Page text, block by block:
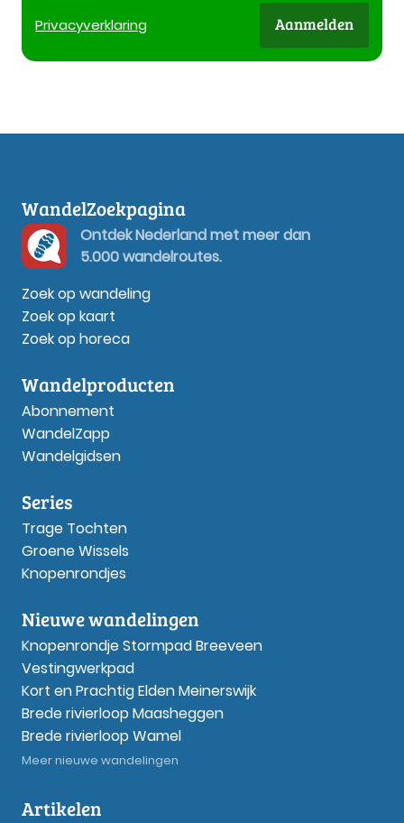
Privacyverklaring Aanmelden
WandelZoekpagina
Ontdek Nederland met meer dan
5.000 wandelroutes.
Zoek op wandeling
Zoek op kaart
Zoek op horeca
Wandelproducten
Abonnement
WandelZapp
Wandelgidsen
Series
Trage Tochten
Groene Wissels
Knopenrondjes
Nieuwe wandelingen
Knopenrondje Stormpad Breeveen
Vestingwerkpad
Kort en Prachtig Elden Meinerswijk
Brede rivierloop Maasheggen
Brede rivierloop Wamel
Meer nieuwe wandelingen
Artikelen